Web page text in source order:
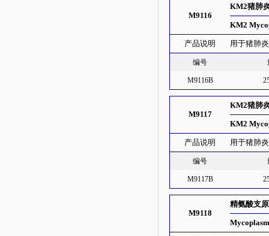
M9116
KM2猪肺
KM2
产品说明 用于猪肺
编号
M9116B
M9117
KM2猪肺
KM2
产品说明 用于猪肺
编号
M9117B
M9118
精氨酸支